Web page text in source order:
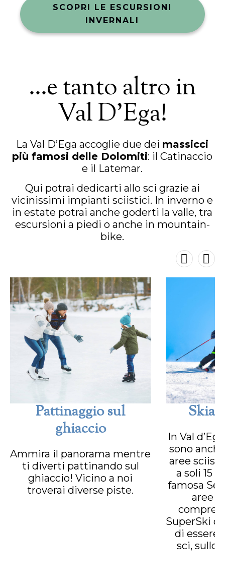
SCOPRI LE ESCURSIONI
INVERNALI
…e tanto altro in
Val D’Ega!
La Val D’Ega accoglie due dei massicci
più famosi delle Dolomiti: il Catinaccio
e il Latemar.
Qui potrai dedicarti allo sci grazie ai
vicinissimi impianti sciistici. In inverno e
in estate potrai anche goderti la valle, tra
escursioni a piedi o anche in mountain-
bike.
Pattinaggio sul
ghiaccio
Ammira il panorama mentre
ti diverti pattinando sul
ghiaccio! Vicino a noi
troverai diverse piste.
In Val
sono
aree
a soli 15
famosa
aree
SuperSki
di essere
sci, sullo